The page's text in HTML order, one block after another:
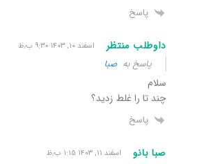
پاسخ
داوطلب منتظر اسفند ۱۰, ۱۴۰۳ ۹:۳۰ ب٫ظ
پاسخ به صبا
سلام
چند تا را غلط زدید؟
پاسخ
صبا بانو اسفند ۱۱, ۱۴۰۳ ۱:۱۵ ب٫ظ